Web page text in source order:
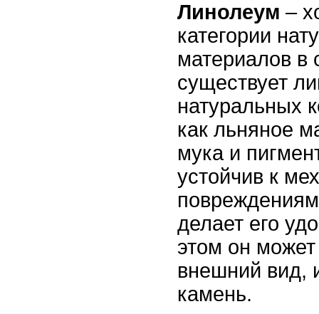
Линолеум –
категории
материалов в
существует
натуральных
как льняное
мука и
устойчив к
делает его
этом он
внешний вид,
камень.